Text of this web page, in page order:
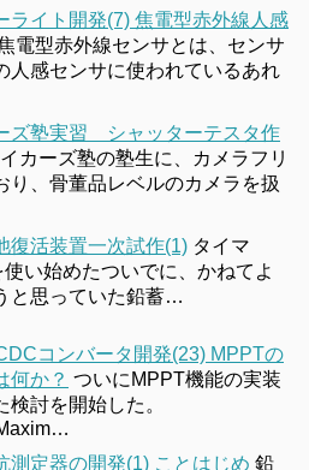
ライト開発(7) 焦電型赤外線人感
電型赤外線センサとは、センサ
人感センサに使われているあれ
ズ塾実習 シャッターテスタ作
イカーズ塾の塾生に、カメラフリ
り、骨董品レベルのカメラを扱
復活装置一次試作(1) タイマ
使い始めたついでに、かねてよ
と思っていた鉛蓄…
コンバータ開発(23) MPPTの
何か？ ついにMPPT機能の実装
検討を開始した。
測定器の開発(1) ことはじめ 鉛